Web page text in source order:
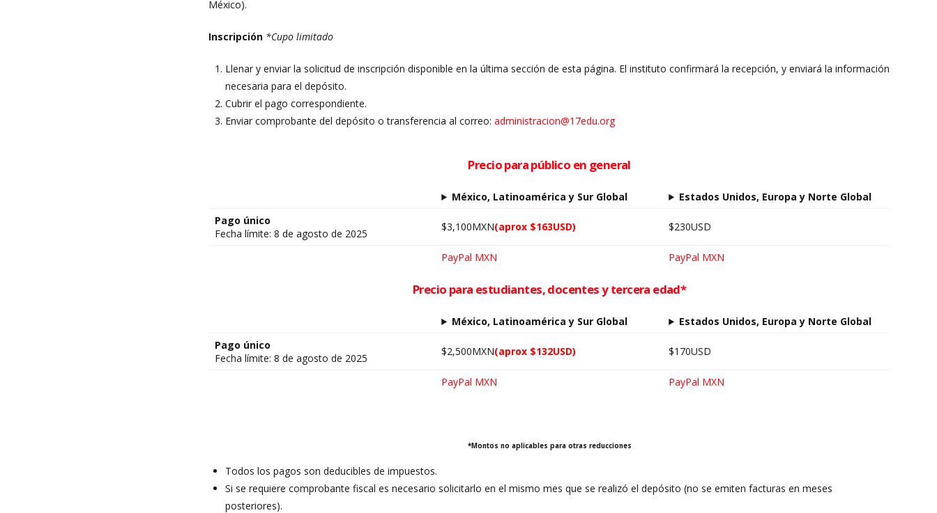
México).
Inscripción *Cupo limitado
Llenar y enviar la solicitud de inscripción disponible en la última sección de esta página. El instituto confirmará la recepción, y enviará la información
necesaria para el depósito.
Cubrir el pago correspondiente.
Enviar comprobante del depósito o transferencia al correo: administracion@17edu.org
Precio para público en general
México, Latinoamérica y Sur Global
Estados Unidos, Europa y Norte Global
Pago único
Fecha límite: 8 de agosto de 2025
$3,100MXN(aprox $163USD) $230USD
PayPal MXN PayPal MXN
Precio para estudiantes, docentes y tercera edad*
México, Latinoamérica y Sur Global
Estados Unidos, Europa y Norte Global
Pago único
Fecha límite: 8 de agosto de 2025
$2,500MXN(aprox $132USD) $170USD
PayPal MXN PayPal MXN
*Montos no aplicables para otras reducciones
Todos los pagos son deducibles de impuestos.
Si se requiere comprobante fiscal es necesario solicitarlo en el mismo mes que se realizó el depósito (no se emiten facturas en meses
posteriores).